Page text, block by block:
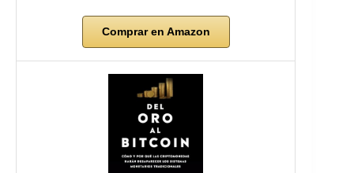
Comprar en Amazon